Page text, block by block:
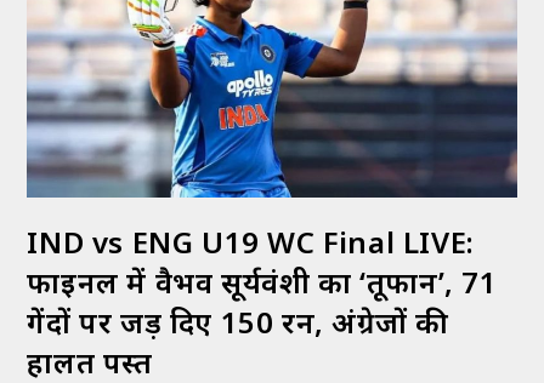
IND vs ENG U19 WC Final LIVE:
फाइनल में वैभव सूर्यवंशी का ‘तूफान’, 71
गेंदों पर जड़ दिए 150 रन, अंग्रेजों की
हालत पस्त